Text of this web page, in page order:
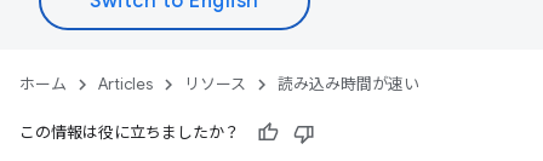
ホーム Articles リソース 読み込み時間が速い
この情報は役に立ちましたか？